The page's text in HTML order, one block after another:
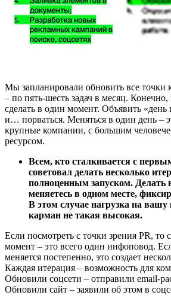
Мы запланировали обновить все точки
– по пять-шесть задач в месяц.
сделать в один момент. Объявить «день
и… порваться. Меняться в один день –
крупные компании, с большим
ресурсом.
Всем, кто сталкивается с
советовал делать несколько
полноценным запуском. Делать
меняетесь в одном месте,
В этом случае нагрузка на
карман не такая высокая.
Если посмотреть с точки зрения PR, то
момент – это всего один инфоповод.
меняется постепенно, это создает
Каждая итерация – возможность для
Обновили соцсети – отправили email-
Обновили сайт – заявили об этом в